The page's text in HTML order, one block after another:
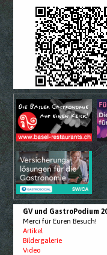
GV und GastroPodium
Merci für Euren Besuch!
Artikel
Bildergalerie
Video